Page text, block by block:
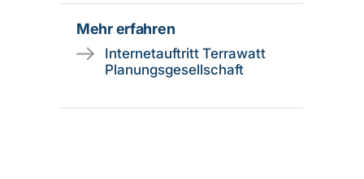
Mehr erfahren
Internetauftritt Terrawatt
Planungsgesellschaft